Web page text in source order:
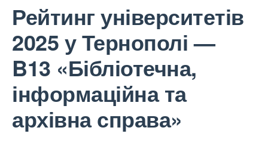
Рейтинг університетів
2025 у Тернополі —
B13 «Бібліотечна,
інформаційна та
архівна справа»